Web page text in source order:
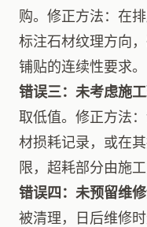
购。修正方法：在
标注石材纹理方向
铺贴的连续性要求。
错误三：未考虑施
取低值。修正方法
材损耗记录，或在
限，超耗部分由施工
错误四：未预留维
被清理，日后维修